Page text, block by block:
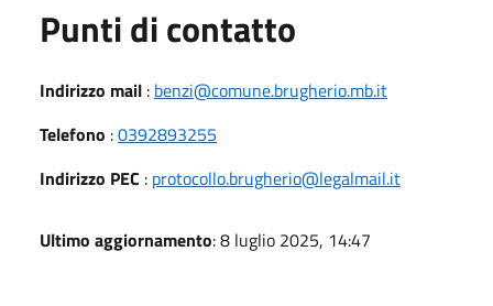
Punti di contatto
Indirizzo mail : benzi@comune.brugherio.mb.it
Telefono :0392893255
Indirizzo PEC : protocollo.brugherio@legalmail.it
Ultimo aggiornamento: 8 luglio 2025, 14:47